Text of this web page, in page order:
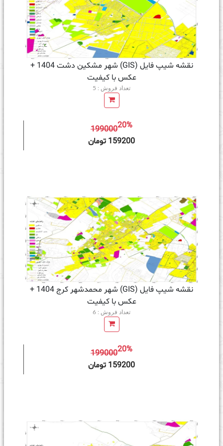
نقشه شیپ فایل (GIS) شهر مشکین دشت 1404 +
عکس با کیفیت
تعداد فروش : 5
19900020%
159200 تومان
نقشه شیپ فایل (GIS) شهر محمدشهر کرج 1404 +
عکس با کیفیت
تعداد فروش : 6
19900020%
159200 تومان